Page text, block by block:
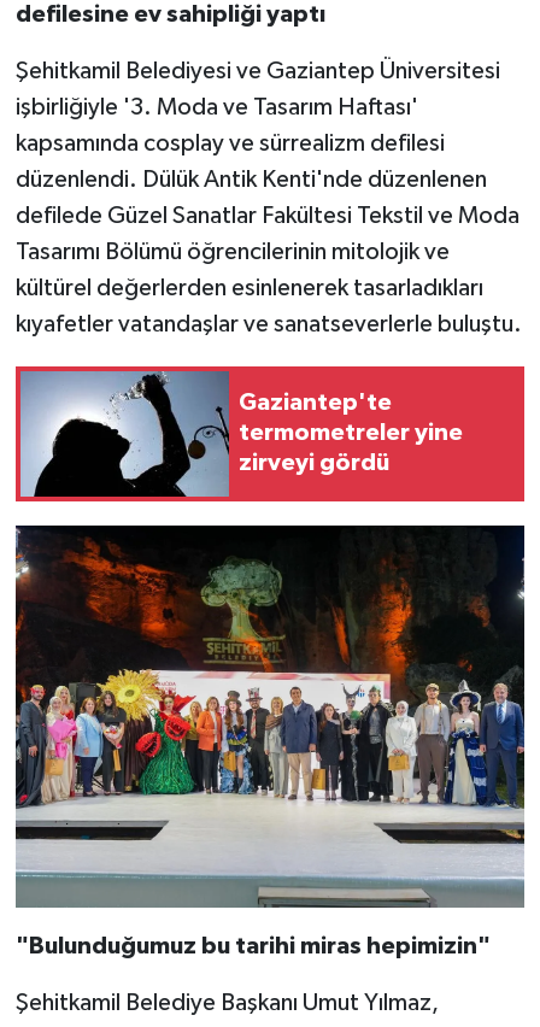
defilesine ev sahipliği yaptı
Şehitkamil Belediyesi ve Gaziantep Üniversitesi
işbirliğiyle '3. Moda ve Tasarım Haftası'
kapsamında cosplay ve sürrealizm defilesi
düzenlendi. Dülük Antik Kenti'nde düzenlenen
defilede Güzel Sanatlar Fakültesi Tekstil ve Moda
Tasarımı Bölümü öğrencilerinin mitolojik ve
kültürel değerlerden esinlenerek tasarladıkları
kıyafetler vatandaşlar ve sanatseverlerle buluştu.
Gaziantep'te
termometreler yine
zirveyi gördü
"Bulunduğumuz bu tarihi miras hepimizin"
Şehitkamil Belediye Başkanı Umut Yılmaz,